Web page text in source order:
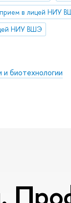
прием в лицей НИУ
НИУ ВШЭ
и биотехнологии